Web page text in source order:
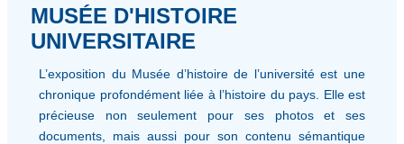
MUSÉE D'HISTOIRE
UNIVERSITAIRE
L’exposition du Musée d’histoire de l’université est une
chronique profondément liée à l’histoire du pays. Elle est
précieuse non seulement pour ses photos et ses
documents, mais aussi pour son contenu sémantique